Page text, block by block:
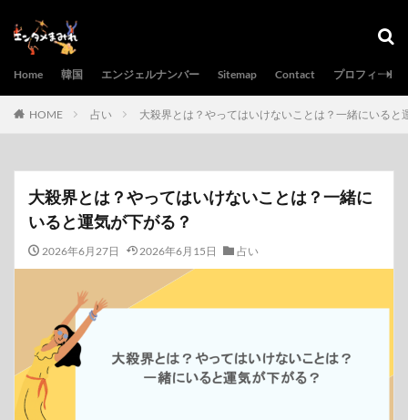
Home 韓国 エンジェルナンバー Sitemap Contact プロフィール
HOME 占い 大殺界とは？やってはいけないことは？一緒にいると
大殺界とは？やってはいけないことは？一緒に
いると運気が下がる？
2026年6月27日 2026年6月15日 占い